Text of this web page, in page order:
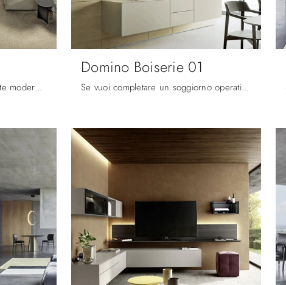
Se vuoi pensili e pareti attrezzate moderne, prediligi il modello Domino Boiserie 02 di Sangiacomo: clicca e ottieni informazioni!
Domino Boiserie 01
Se vuoi completare un soggiorno operativo e pratico dalle linee moderne, ecco a te la parete attrezzata Domino Boiserie 01 Sangiacomo.